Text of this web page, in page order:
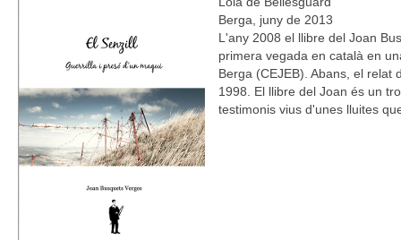
Berga, juny de 2013
L'any 2008 el llibre del Joan
primera vegada en català en
Berga (CEJEB). Abans, el relat
1998. El llibre del Joan és un
testimonis vius d'unes lluites